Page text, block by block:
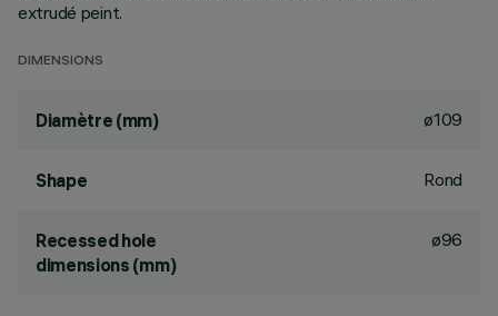
extrudé peint.
DIMENSIONS
Diamètre (mm) ø109
Shape Rond
Recessed hole
dimensions (mm)
ø96